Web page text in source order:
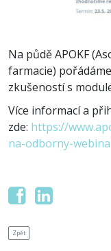
Na půdě APOKF
farmacie)
zkušeností s
Více informací a
zde: https://
na-odborny-
Zpět